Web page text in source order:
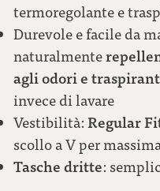
termoregolante e
Durevole e facile da
naturalmente
agli odori e
invece di lavare
Vestibilità: Regular
scollo a V per
Tasche dritte: